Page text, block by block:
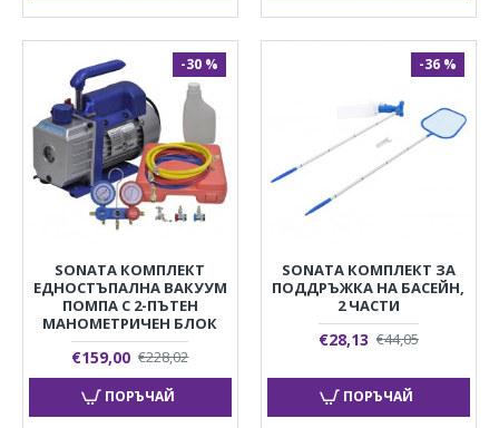
-30 %
SONATA КОМПЛЕКТ
ЕДНОСТЪПАЛНА ВАКУУМ
ПОМПА С 2-ПЪТЕН
МАНОМЕТРИЧЕН БЛОК
€159,00 €228,02
ПОРЪЧАЙ
-36 %
SONATA КОМПЛЕКТ ЗА
ПОДДРЪЖКА НА БАСЕЙН,
2 ЧАСТИ
€28,13 €44,05
ПОРЪЧАЙ